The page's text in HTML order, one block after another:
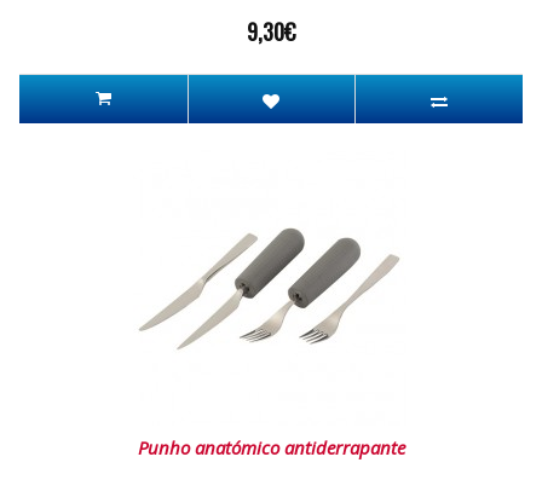
9,30€
Punho anatómico antiderrapante